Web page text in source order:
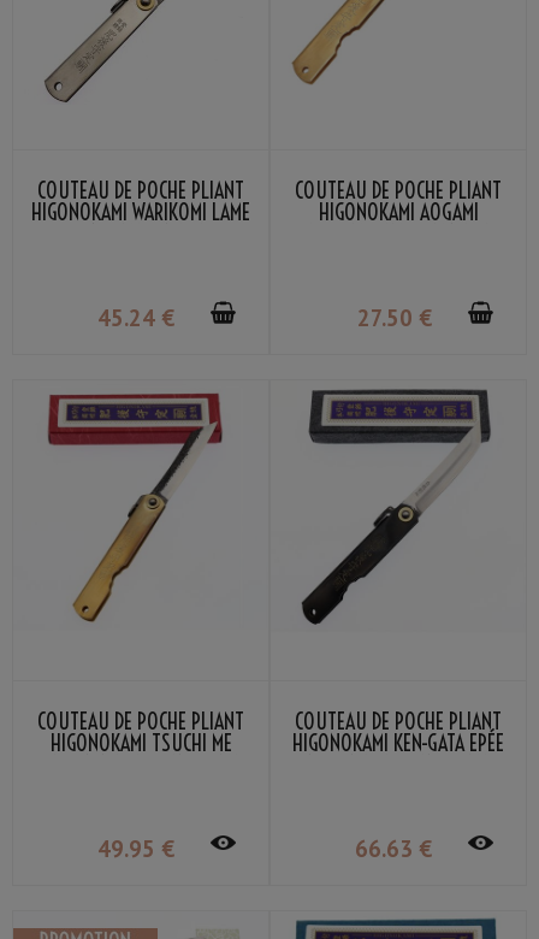
COUTEAU DE POCHE PLIANT
HIGONOKAMI WARIKOMI LAME
45.24 €
COUTEAU DE POCHE PLIANT
HIGONOKAMI AOGAMI
27.50 €
COUTEAU DE POCHE PLIANT
HIGONOKAMI TSUCHI ME
49.95 €
COUTEAU DE POCHE PLIANT
HIGONOKAMI KEN-GATA EPÉE
66.63 €